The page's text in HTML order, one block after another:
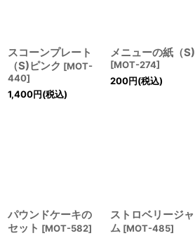
スコーンプレート
（S)ピンク [MOT-
440]
1,400円(税込)
メニューの紙（S)
[MOT-274]
200円(税込)
パウンドケーキの
セット [MOT-582]
ストロベリージャ
ム [MOT-485]